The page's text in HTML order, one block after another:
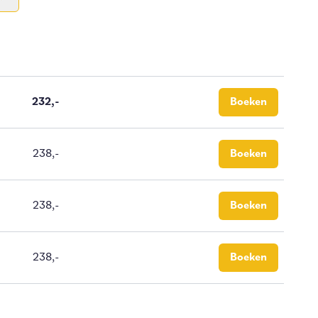
232,- Boeken
238,- Boeken
238,- Boeken
238,- Boeken